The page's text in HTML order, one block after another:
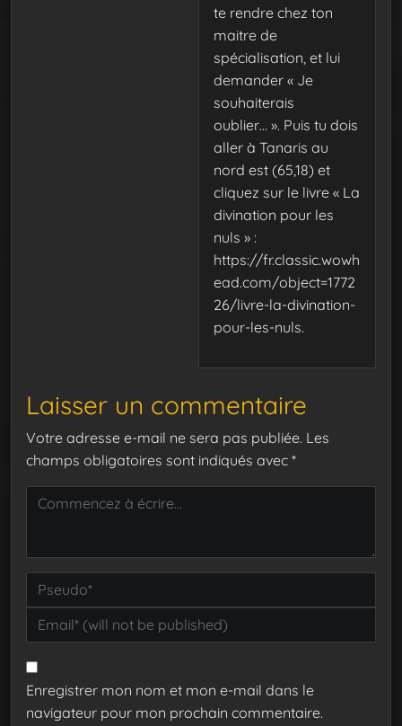
te rendre chez ton
maitre de
spécialisation, et lui
demander « Je
souhaiterais
oublier… ». Puis tu dois
aller à Tanaris au
nord est (65,18) et
cliquez sur le livre « La
divination pour les
nuls » :
https://fr.classic.wowh
ead.com/object=1772
26/livre-la-divination-
pour-les-nuls.
Laisser un commentaire
Votre adresse e-mail ne sera pas publiée. Les
champs obligatoires sont indiqués avec *
Enregistrer mon nom et mon e-mail dans le
navigateur pour mon prochain commentaire.